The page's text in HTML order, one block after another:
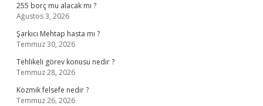
255 borç mu alacak mı ?
Ağustos 3, 2026
Şarkıcı Mehtap hasta mı ?
Temmuz 30, 2026
Tehlikeli görev konusu nedir ?
Temmuz 28, 2026
Kozmik felsefe nedir ?
Temmuz 26, 2026